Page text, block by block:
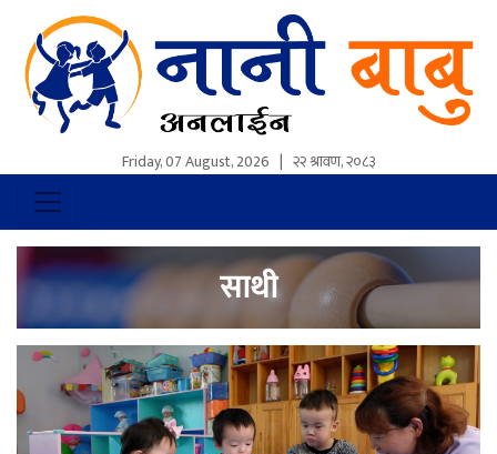
Friday, 07 August, 2026 | २२ श्रावण, २०८३
साथी